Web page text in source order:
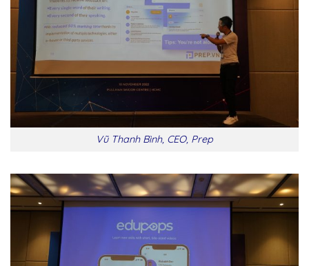
Vũ Thanh Bình, CEO, Prep